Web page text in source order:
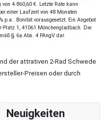
von 4.860,60 €. Letzte Rate kann
einer Laufzeit von 48 Monaten
p.a.. Bonität vorausgesetzt. Ein Angebot
Platz 1, 41061 Mönchengladbach. Die
§ 6a Abs. 4 PAngV dar.
der attrativen 2-Rad Schwede
Preisen oder durch
Neuigkeiten